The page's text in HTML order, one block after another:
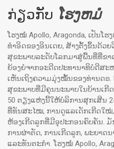
ກ່ຽວ​ກັບ ໂຮງຫມໍ
ໂຮງໝໍ Apollo, Aragonda, ເປັນ
ທຳອິດຂອງອິນເດຍ, ສ້າງຕັ້ງຂຶ້ນດ້ວ
ສຸຂະພາບລະດັບໂລກມາສູ່ພື້ນທີ່ທີ່ຂ
ຍ້ອງຍໍຈາກອະດີດປະທານາທິບໍດີສະ
ເຫັນເຖິງຄວາມມຸ່ງໝັ້ນຂອງທ່ານດຣ.
ສຸຂະພາບທີ່ມີຄຸນນະພາບໃນບ້ານເກີ
50 ຕຽງແຫ່ງນີ້ໃຫ້ບໍລິການສຸກເສີນ
ທີ່ທັນສະໄໝ, ການດູແລເດັກເກີດໃ
ຫ້ອງເກີດລູກທີ່ມີອຸປະກອນຄົບຄັນ.
ການຜ່າຕັດ, ການເກີດລູກ, ພະຍາດນ
ແລະທັນຕະກຳ. ໂຮງໝໍ Apollo,